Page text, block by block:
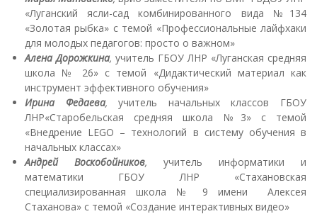
«Луганский ясли-сад комбинированного вида №134
«Золотая рыбка» с темой «Профессиональные лайфхаки
для молодых педагогов: просто о важном»
Алена Дорожкина, учитель ГБОУ ЛНР «Луганская средняя
школа № 26» с темой «Дидактический материал как
инструмент эффективного обучения»
Ирина Федаева, учитель начальных классов ГБОУ
ЛНР«Старобельская средняя школа №3» с темой
«Внедрение LEGO – технологий в систему обучения в
начальных классах»
Андрей Воскобойников, учитель информатики и
математики ГБОУ ЛНР «Стахановская
специализированная школа № 9 имени Алексея
Стаханова» с темой «Создание интерактивных видео»